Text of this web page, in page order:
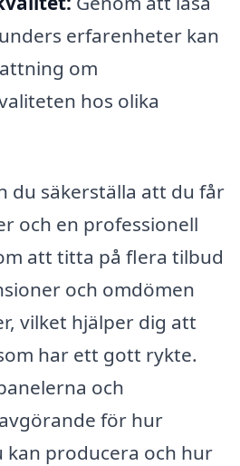
erfarenheter kan
om
hos olika
du säkerställa att du får
och en professionell
att titta på flera tilbud
och omdömen
vilket hjälper dig att
har ett gott rykte.
och
för hur
kan producera och hur